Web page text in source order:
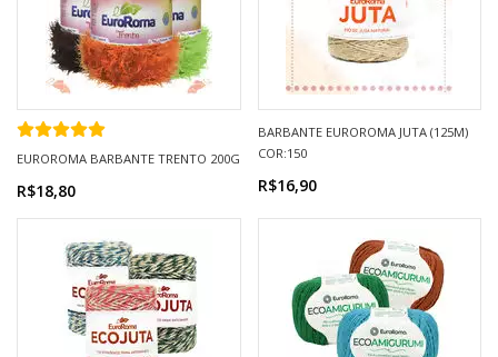
EUROROMA BARBANTE TRENTO 200G
R$18,80
BARBANTE EUROROMA JUTA (125M)
COR:150
R$16,90